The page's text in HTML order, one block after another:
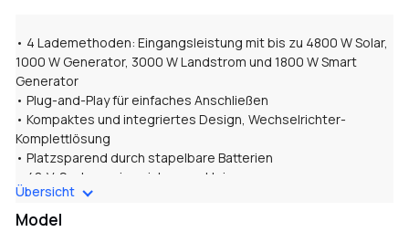
• 4 Lademethoden: Eingangsleistung mit bis zu 4800 W Solar,
1000 W Generator, 3000 W Landstrom und 1800 W Smart
Generator
• Plug-and-Play für einfaches Anschließen
• Kompaktes und integriertes Design, Wechselrichter-
Komplettlösung
• Platzsparend durch stapelbare Batterien
• 48-V-System, eine sicherere, kleinere
Stromversorgungslösung
• Intelligente Echtzeit- und Fernsteuerung
Übersicht
Model